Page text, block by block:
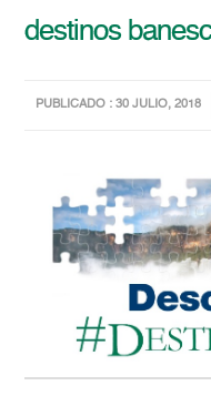
destinos
PUBLICADO : 30 JULIO, 2018